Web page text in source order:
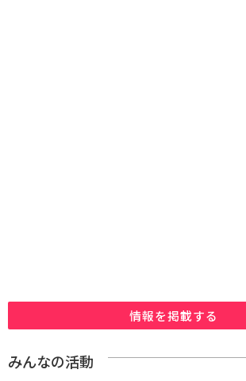
情報を掲載する
みんなの活動